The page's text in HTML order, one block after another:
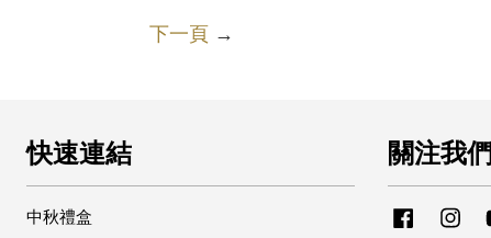
下一頁→
快速連結
中秋禮盒
關注我們
Facebook